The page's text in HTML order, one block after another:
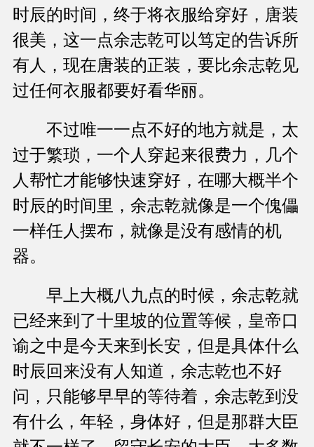
时辰的时间，终于将衣服给穿好，唐装
很美，这一点余志乾可以笃定的告诉所
有人，现在唐装的正装，要比余志乾见
过任何衣服都要好看华丽。
不过唯一一点不好的地方就是，太
过于繁琐，一个人穿起来很费力，几个
人帮忙才能够快速穿好，在哪大概半个
时辰的时间里，余志乾就像是一个傀儡
一样任人摆布，就像是没有感情的机
器。
早上大概八九点的时候，余志乾就
已经来到了十里坡的位置等候，皇帝口
谕之中是今天来到长安，但是具体什么
时辰回来没有人知道，余志乾也不好
问，只能够早早的等待着，余志乾到没
有什么，年轻，身体好，但是那群大臣